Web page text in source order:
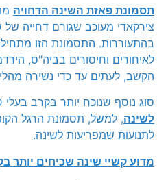
תסמונת פאזת השינה הדחויה
צירקאדי מעוכב שגורם דחייה
בהתעוררות. התסמונת הזו
לאיחורים וחיסורים בביה"ס,
הקשב, לעתים עד כדי נשירה
סוג נוסף שנוכח יותר בקרב בעלי ADHD הוא:
לשינה
לתנועות שמפריעות לשינה.
מדוע קשיי שינה שכיחים יותר